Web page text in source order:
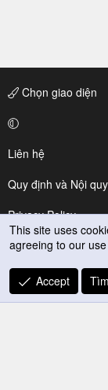
Chọn giao diện
Liên hệ
Quy định và Nội quy
Privacy Policy
Trợ giúp
R
S
This site uses
agreeing to our
Accept